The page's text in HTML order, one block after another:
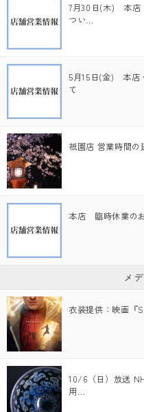
7月30日(木) 本店
つい…
5月15日(金) 本店
て
祇園店 営業時間の
本店 臨時休業の
メ
衣装提供：映画『
10/6（日）放送
用…